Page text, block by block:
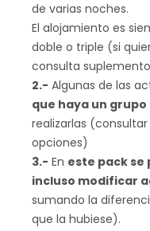
de varias noches.
El alojamiento es
doble o triple (si
consulta
2.- Algunas de las
que haya un
realizarlas
opciones)
3.- En este pack se
incluso modificar
sumando la
que la hubiese).